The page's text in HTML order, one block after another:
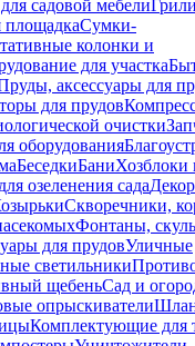
садовой мебелиГрили
площадкаСумки-
колонки и
для участка
аксессуары для
для прудов
очистки
оборудования
БеседкиБаниХозблоки
озеленения сада
Скворечники,
Фонтаны,
для прудовУличные
светильники
щебеньСад и
опрыскиватели
Комплектующие для